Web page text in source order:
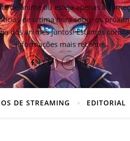
de anime ou esteja apenas a
de última hora sobre os
dos animes juntos! Estamos
informações mais recentes.
DE STREAMING EDITORIAL